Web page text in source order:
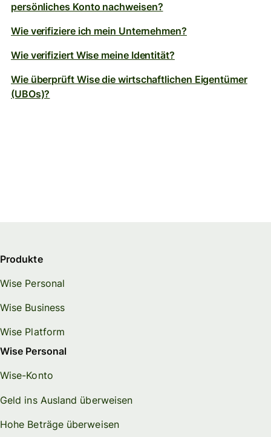
persönliches Konto nachweisen?
Wie verifiziere ich mein Unternehmen?
Wie verifiziert Wise meine Identität?
Wie überprüft Wise die wirtschaftlichen Eigentümer
(UBOs)?
Produkte
Wise Personal
Wise Business
Wise Platform
Wise Personal
Wise-Konto
Geld ins Ausland überweisen
Hohe Beträge überweisen